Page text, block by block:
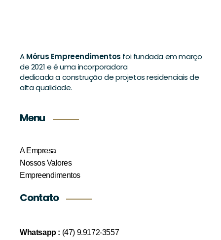
AMórus Empreendimentos foi fundada em março
de 2021 e é uma incorporadora
dedicada a construção de projetos residenciais de
alta qualidade.
Menu
A Empresa
Nossos Valores
Empreendimentos
Contato
Whatsapp : (47) 9.9172-3557